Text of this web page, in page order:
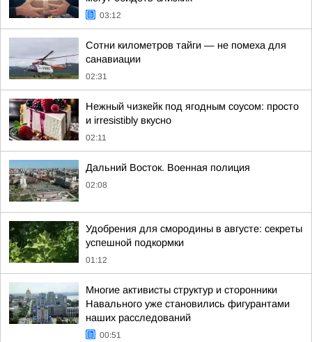
03:12
Сотни километров тайги — не помеха для
санавиации
02:31
Нежный чизкейк под ягодным соусом: просто
и irresistibly вкусно
02:11
Дальний Восток. Военная полиция
02:08
Удобрения для смородины в августе: секреты
успешной подкормки
01:12
Многие активисты структур и сторонники
Навального уже становились фигурантами
наших расследований
00:51